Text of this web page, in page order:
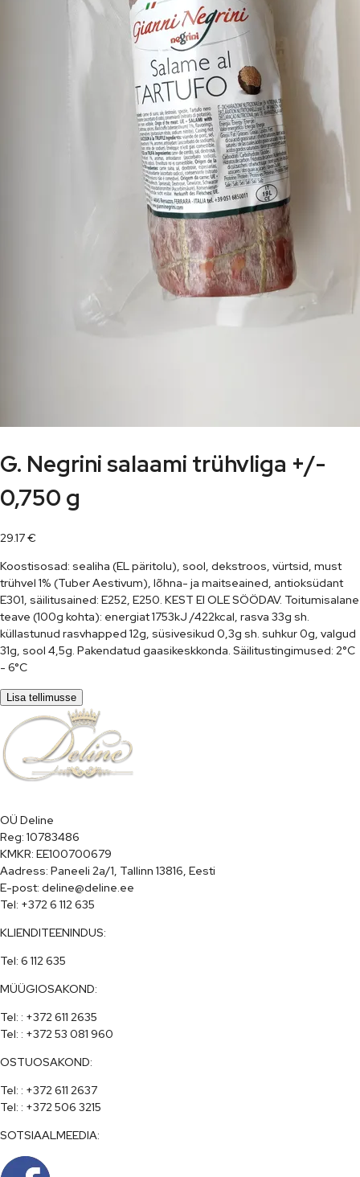
G. Negrini salaami trühvliga +/-
0,750 g
29.17€
Koostisosad: sealiha (EL päritolu), sool, dekstroos, vürtsid, must
trühvel 1% (Tuber Aestivum), lõhna- ja maitseained, antioksüdant
E301, säilitusained: E252, E250. KEST EI OLE SÖÖDAV. Toitumisalane
teave (100g kohta): energiat 1753kJ /422kcal, rasva 33g sh.
küllastunud rasvhapped 12g, süsivesikud 0,3g sh. suhkur 0g, valgud
31g, sool 4,5g. Pakendatud gaasikeskkonda. Säilitustingimused: 2°C
- 6°C
Lisa tellimusse
OÜ Deline
Reg: 10783486
KMKR: EE100700679
Aadress: Paneeli 2a/1, Tallinn 13816, Eesti
E-post: deline@deline.ee
Tel: +372 6 112 635
KLIENDITEENINDUS:
Tel: 6 112 635
MÜÜGIOSAKOND:
Tel: : +372 611 2635
Tel: : +372 53 081 960
OSTUOSAKOND:
Tel: : +372 611 2637
Tel: : +372 506 3215
SOTSIAALMEEDIA: